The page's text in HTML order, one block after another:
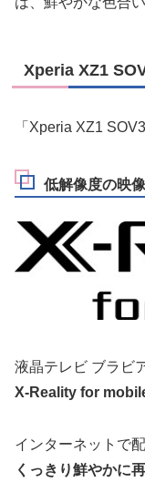
Xperia XZ1
「Xperia XZ1
低解像度の映
液晶テレビ ブラビ
X-Reality for
インターネットで
くっきり鮮やかに